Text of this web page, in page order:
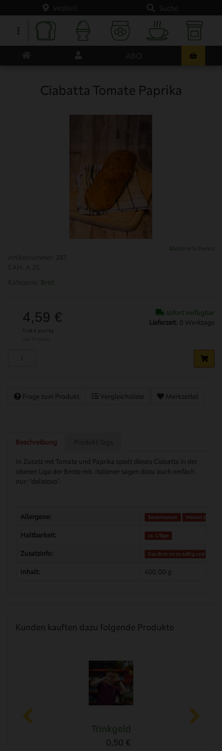
Ciabatta Tomate Paprika
Bäckerei Schwarz
Brot
4,59 €
11,48 € pro 1 kg
sofort verfügbar
Lieferzeit 0 Werktage
Merkzettel
Vergleichsliste
Frage zum Produkt
Beschreibung
In Zusatz mit Tomate und Paprika spielt dieses Ciabatta in der
oberen Liga der Brote mit. Italiener sagen dazu auch einfach
nur: "delizioso".
Allergene: Sesamsamen Weizen (Gluten)
Haltbarkeit: ca. 4 Tage
Zusatzinfo: Das Brot ist so saftig und
Inhalt: 400,00 g
Kunden kauften dazu folgende Produkte
Trinkgeld
0,50 €